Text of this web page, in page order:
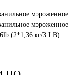
мороженное
мороженное
(2*1,36 кг/3 LB)